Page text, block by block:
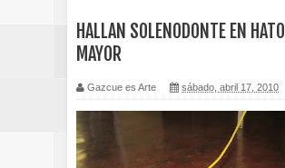
HALLAN SOLENODONTE EN HATO
MAYOR
Gazcue es Arte sábado, abril 17, 2010